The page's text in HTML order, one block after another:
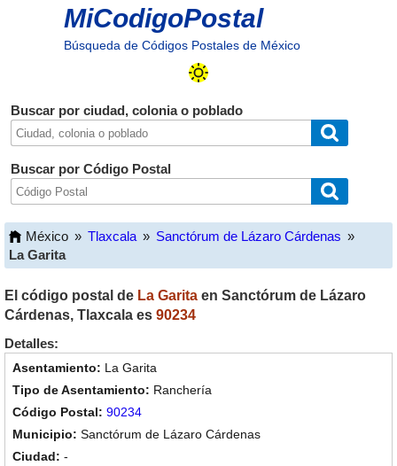
MiCodigoPostal
Búsqueda de Códigos Postales de México
Buscar por ciudad, colonia o poblado
Buscar por Código Postal
México » Tlaxcala » Sanctórum de Lázaro Cárdenas »
La Garita
El código postal de La Garita en Sanctórum de Lázaro
Cárdenas, Tlaxcala es 90234
Detalles:
La Garita
Ranchería
90234
Sanctórum de Lázaro Cárdenas
-